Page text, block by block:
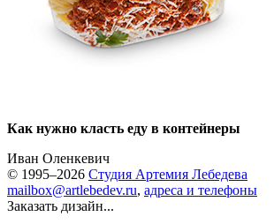
Как нужно класть еду в контейнеры
Иван Оленкевич
© 1995–2026 Студия Артемия Лебедева
mailbox@artlebedev.ru, адреса и телефоны
Заказать дизайн...